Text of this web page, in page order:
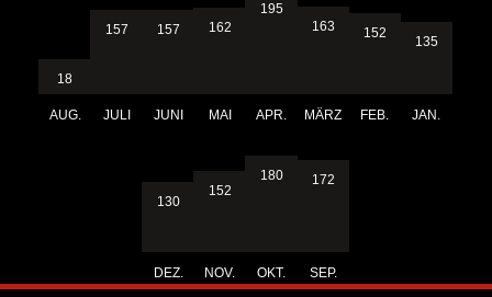
18
AUG.
157
JULI
157
JUNI
162
MAI
195
APR.
163
MÄRZ
152
FEB.
135
JAN.
130
DEZ.
152
NOV.
180
OKT.
172
SEP.